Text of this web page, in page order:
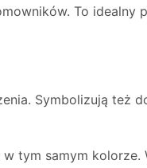
To
Symbolizują też
w tym samym